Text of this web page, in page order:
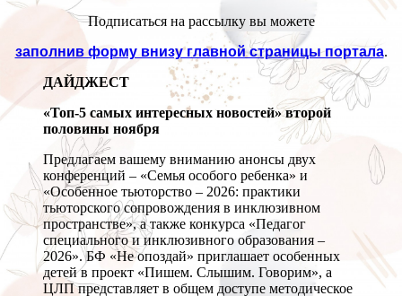
Подписаться на рассылку вы можете
заполнив форму внизу главной страницы портала.
ДАЙДЖЕСТ
«Топ-5 самых интересных новостей» второй
половины ноября
Предлагаем вашему вниманию анонсы двух
конференций – «Семья особого ребенка» и
«Особенное тьюторство – 2026: практики
тьюторского сопровождения в инклюзивном
пространстве», а также конкурса «Педагог
специального и инклюзивного образования –
2026». БФ «Не опоздай» приглашает особенных
детей в проект «Пишем. Слышим. Говорим», а
ЦЛП представляет в общем доступе методическое